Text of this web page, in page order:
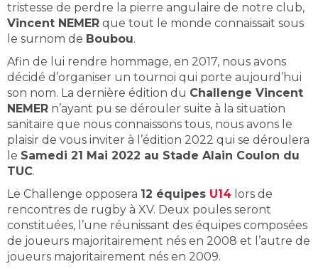
tristesse de perdre la pierre angulaire de notre club,
Vincent NEMER que tout le monde connaissait sous
le surnom de Boubou.
Afin de lui rendre hommage, en 2017, nous avons
décidé d’organiser un tournoi qui porte aujourd’hui
son nom. La dernière édition du Challenge Vincent
NEMER n’ayant pu se dérouler suite à la situation
sanitaire que nous connaissons tous, nous avons le
plaisir de vous inviter à l’édition 2022 qui se déroulera
le Samedi 21 Mai 2022 au Stade Alain Coulon du
TUC.
Le Challenge opposera 12 équipes U14 lors de
rencontres de rugby à XV. Deux poules seront
constituées, l’une réunissant des équipes composées
de joueurs majoritairement nés en 2008 et l’autre de
joueurs majoritairement nés en 2009.